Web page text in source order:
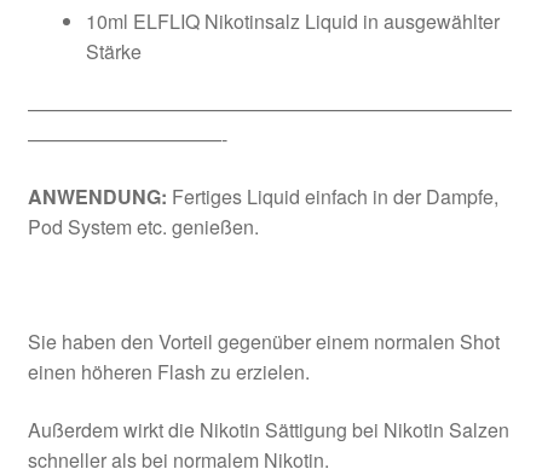
10ml ELFLIQ Nikotinsalz Liquid in ausgewählter
Stärke
—————————————————————————
——————————-
ANWENDUNG: Fertiges Liquid einfach in der Dampfe,
Pod System etc. genießen.
Sie haben den Vorteil gegenüber einem normalen Shot
einen höheren Flash zu erzielen.
Außerdem wirkt die Nikotin Sättigung bei Nikotin Salzen
schneller als bei normalem Nikotin.